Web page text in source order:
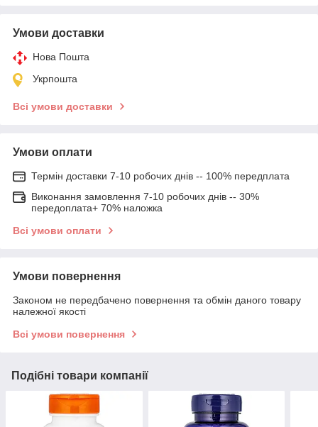
Умови доставки
Нова Пошта
Укрпошта
Всі умови доставки
Умови оплати
Термін доставки 7-10 робочих днів -- 100% передплата
Виконання замовлення 7-10 робочих днів -- 30%
передоплата+ 70% наложка
Всі умови оплати
Умови повернення
Законом не передбачено повернення та обмін даного товару
належної якості
Всі умови повернення
Подібні товари компанії